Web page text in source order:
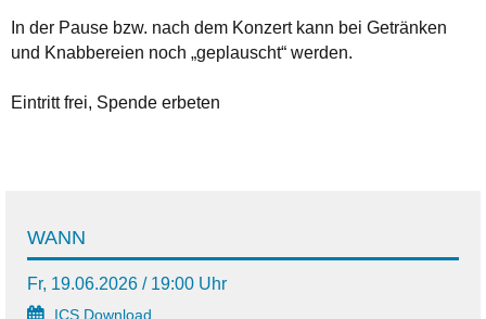
In der Pause bzw. nach dem Konzert kann bei Getränken
und Knabbereien noch „geplauscht“ werden.
Eintritt frei, Spende erbeten
WANN
Fr, 19.06.2026 / 19:00 Uhr
ICS Download